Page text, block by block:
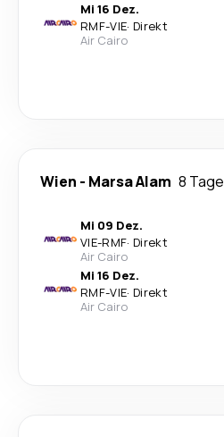
Mi 16 Dez.
RMF-VIE· Direkt
Air Cairo
Wien - Marsa Alam 8 Tage
Mi 09 Dez.
VIE-RMF· Direkt
Air Cairo
Mi 16 Dez.
RMF-VIE· Direkt
Air Cairo